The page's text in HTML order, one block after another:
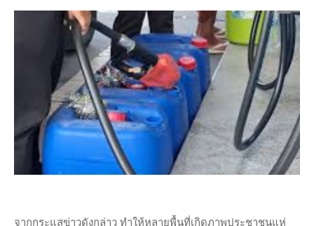
จากกระแสข่าวดังกล่าว ทำให้หลายพื้นที่เกิดภาพประชาชนแห่